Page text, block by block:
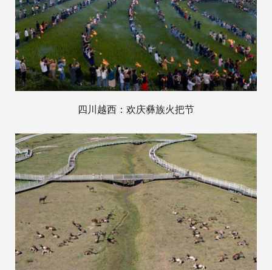
四川越西：欢庆彝族火把节